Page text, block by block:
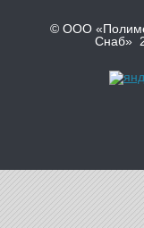
© ООО
Снаб»